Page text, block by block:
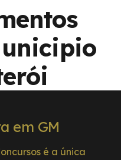
em GM
é a única